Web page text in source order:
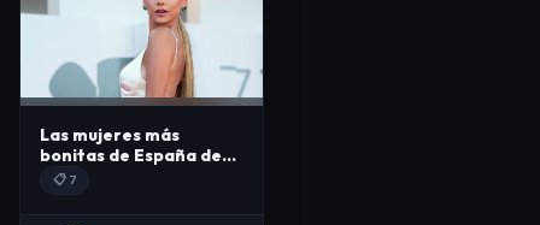
Las mujeres más
bonitas de España de
2026
📋 7